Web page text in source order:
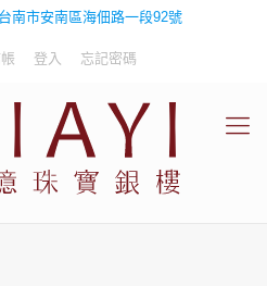
台南市安南區海佃路一段92號
登入 忘記密碼